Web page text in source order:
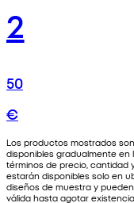
2
50
€
Los productos mostrados
disponibles gradualmente
términos de precio, cantidad
estarán disponibles solo en
diseños de muestra y
válida hasta agotar